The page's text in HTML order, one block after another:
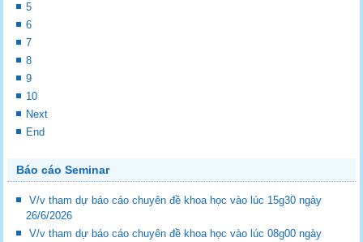
5
6
7
8
9
10
Next
End
Báo cáo Seminar
V/v tham dự báo cáo chuyên đề khoa học vào lúc 15g30 ngày
26/6/2026
V/v tham dự báo cáo chuyên đề khoa học vào lúc 08g00 ngày